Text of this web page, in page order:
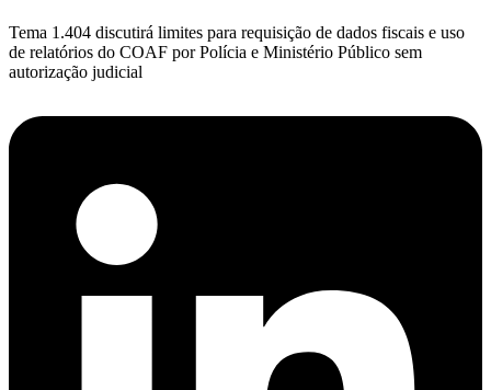
Tema 1.404 discutirá limites para requisição de dados fiscais e uso
de relatórios do COAF por Polícia e Ministério Público sem
autorização judicial